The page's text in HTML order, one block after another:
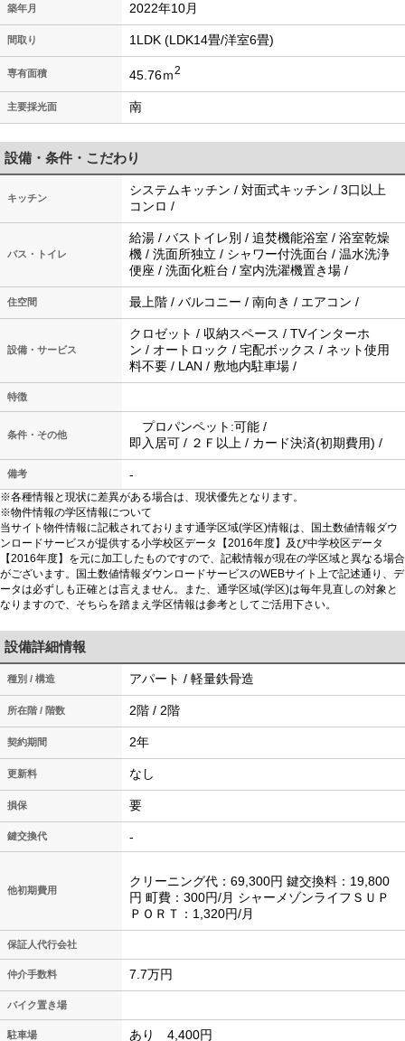
築年月 2022年10月
間取り 1LDK (LDK14畳/洋室6畳)
専有面積 45.76ｍ2
主要採光面 南
設備・条件・こだわり
キッチン
システムキッチン / 対面式キッチン / 3口以上
コンロ /
バス・トイレ
給湯 / バストイレ別 / 追焚機能浴室 / 浴室乾燥
機 / 洗面所独立 / シャワー付洗面台 / 温水洗浄
便座 / 洗面化粧台 / 室内洗濯機置き場 /
住空間 最上階 / バルコニー / 南向き / エアコン /
設備・サービス
クロゼット / 収納スペース / TVインターホ
ン / オートロック / 宅配ボックス / ネット使用
料不要 / LAN / 敷地内駐車場 /
特徴
条件・その他
プロパンペット:可能 /
即入居可 / ２Ｆ以上 / カード決済(初期費用) /
備考 -
※各種情報と現状に差異がある場合は、現状優先となります。
※物件情報の学区情報について
当サイト物件情報に記載されております通学区域(学区)情報は、国土数値情報ダウ
ンロードサービスが提供する小学校区データ【2016年度】及び中学校区データ
【2016年度】を元に加工したものですので、記載情報が現在の学区域と異なる場合
がございます。国土数値情報ダウンロードサービスのWEBサイト上で記述通り、デ
ータは必ずしも正確とは言えません。また、通学区域(学区)は毎年見直しの対象と
なりますので、そちらを踏まえ学区情報は参考としてご活用下さい。
設備詳細情報
種別 / 構造 アパート / 軽量鉄骨造
所在階 / 階数 2階 / 2階
契約期間 2年
更新料 なし
損保 要
鍵交換代 -
他初期費用
クリーニング代：69,300円 鍵交換料：19,800
円 町費：300円/月 シャーメゾンライフＳＵＰ
ＰＯＲＴ：1,320円/月
保証人代行会社
仲介手数料 7.7万円
バイク置き場
駐車場 あり 4,400円